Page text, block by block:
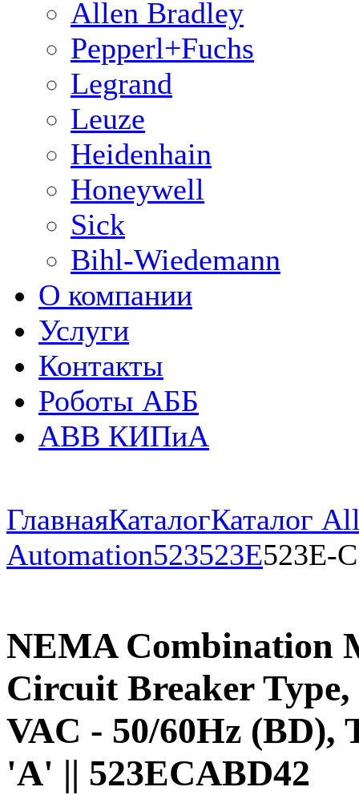
Allen Bradley
Pepperl+Fuchs
Legrand
Leuze
Heidenhain
Honeywell
Sick
Bihl-Wiedemann
О компании
Услуги
Контакты
Роботы АББ
ABB КИПиА
ГлавнаяКаталогКаталог
Automation523523E523E-C
NEMA Combination
Circuit Breaker Type,
VAC - 50/60Hz (BD),
'A' || 523ECABD42